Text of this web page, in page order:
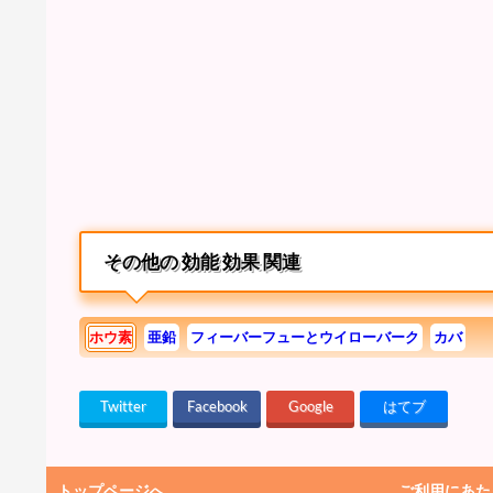
その他の 効能 効果 関連
ホウ素 亜鉛 フィーバーフューとウイローバーク カバ
Twitter Facebook Google はてブ